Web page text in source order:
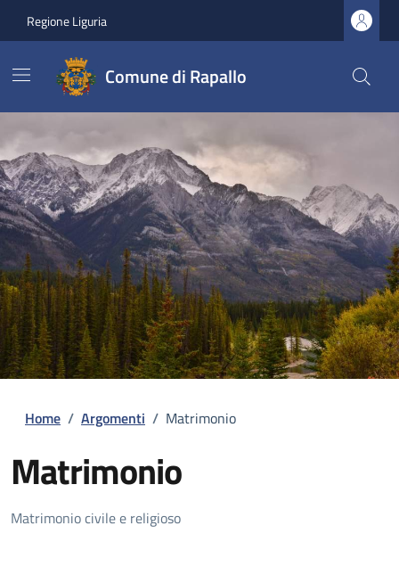
Regione Liguria
Comune di Rapallo
Home / Argomenti / Matrimonio
Matrimonio
Dettagli della notizia
Matrimonio civile e religioso